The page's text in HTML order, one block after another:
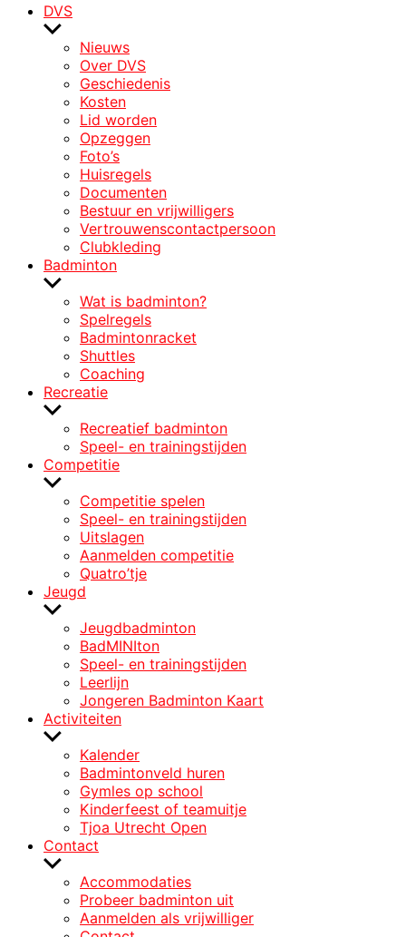
DVS
Laat
submenu
zien
Nieuws
Over DVS
Geschiedenis
Kosten
Lid worden
Opzeggen
Foto’s
Huisregels
Documenten
Bestuur en vrijwilligers
Vertrouwenscontactpersoon
Clubkleding
Badminton
Laat
submenu
zien
Wat is badminton?
Spelregels
Badmintonracket
Shuttles
Coaching
Recreatie
Laat
submenu
zien
Recreatief badminton
Speel- en trainingstijden
Competitie
Laat
submenu
zien
Competitie spelen
Speel- en trainingstijden
Uitslagen
Aanmelden competitie
Quatro’tje
Jeugd
Laat
submenu
zien
Jeugdbadminton
BadMINIton
Speel- en trainingstijden
Leerlijn
Jongeren Badminton Kaart
Activiteiten
Laat
submenu
zien
Kalender
Badmintonveld huren
Gymles op school
Kinderfeest of teamuitje
Tjoa Utrecht Open
Contact
Laat
submenu
zien
Accommodaties
Probeer badminton uit
Aanmelden als vrijwilliger